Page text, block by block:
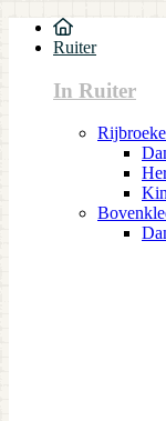
Ruiter
In Ruiter